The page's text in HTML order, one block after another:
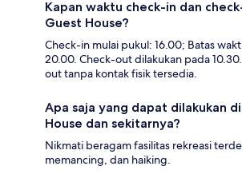
Kapan waktu check-in dan
Guest House?
Check-in mulai pukul: 16.00; Batas
20.00. Check-out dilakukan pada
out tanpa kontak fisik tersedia.
Apa saja yang dapat dilakukan
House dan sekitarnya?
Nikmati beragam fasilitas rekreasi
memancing, dan haiking.